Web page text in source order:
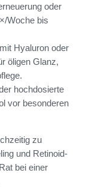
oder
Woche bis
Hyaluron oder
öligen Glanz,
hochdosierte
vor besonderen
zu
und Retinoid-
bei einer